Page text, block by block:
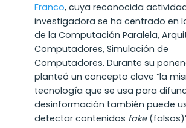
Franco, cuya reconocida
investigadora se ha centrado en
de la Computación Paralela,
Computadores, Simulación de
Computadores. Durante su
planteó un concepto clave “la
tecnología que se usa para
desinformación también puede
detectar contenidos fake